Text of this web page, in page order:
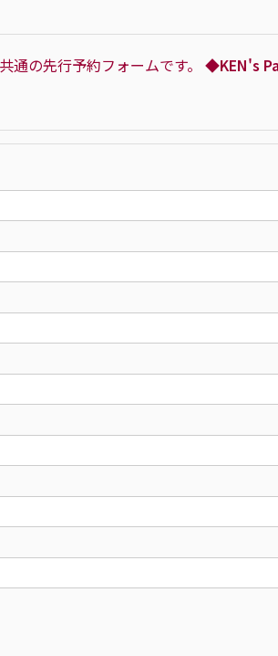
の先行予約フォームです。 ◆KEN's